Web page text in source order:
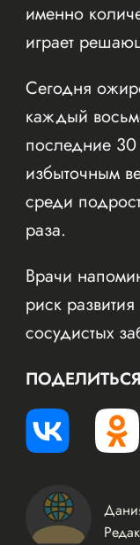
именно
играет
Сегодня
каждый
последние 30
избыточным
среди
раза.
Врачи
риск
сосудистых